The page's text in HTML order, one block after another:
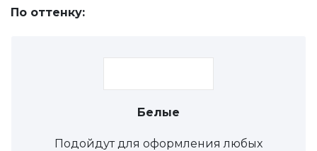
По оттенку:
Белые
Подойдут для оформления любых